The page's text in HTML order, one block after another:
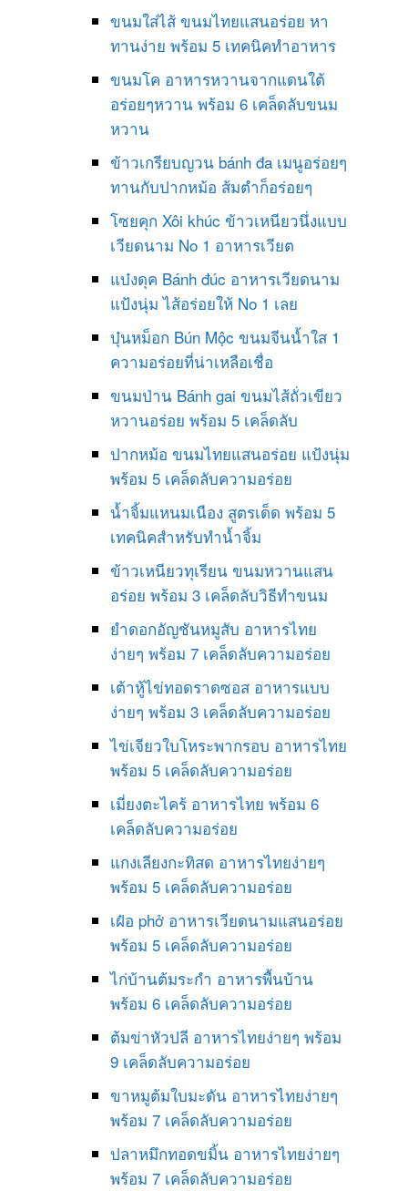
ขนมใส่ไส้ ขนมไทยแสนอร่อย หา
ทานง่าย พร้อม 5 เทคนิคทำอาหาร
ขนมโค อาหารหวานจากแดนใต้
อร่อยๆหวาน พร้อม 6 เคล็ดลับขนม
หวาน
ข้าวเกรียบญวน bánh đa เมนูอร่อยๆ
ทานกับปากหม้อ ส้มตำก็อร่อยๆ
โซยคุก Xôi khúc ข้าวเหนียวนึ่งแบบ
เวียดนาม No 1 อาหารเวียต
แบ๋งดุค Bánh đúc อาหารเวียดนาม
แป้งนุ่ม ไส้อร่อยให้ No 1 เลย
บุ๋นหม็อก Bún Mộc ขนมจีนน้ำใส 1
ความอร่อยที่น่าเหลือเชื่อ
ขนมป่าน Bánh gai ขนมไส้ถั่วเขียว
หวานอร่อย พร้อม 5 เคล็ดลับ
ปากหม้อ ขนมไทยแสนอร่อย แป้งนุ่ม
พร้อม 5 เคล็ดลับความอร่อย
น้ำจิ้มแหนมเนือง สูตรเด็ด พร้อม 5
เทคนิคสำหรับทำน้ำจิ้ม
ข้าวเหนียวทุเรียน ขนมหวานแสน
อร่อย พร้อม 3 เคล็ดลับวิธีทำขนม
ยำดอกอัญชันหมูสับ อาหารไทย
ง่ายๆ พร้อม 7 เคล็ดลับความอร่อย
เต้าหู้ไข่ทอดราดซอส อาหารแบบ
ง่ายๆ พร้อม 3 เคล็ดลับความอร่อย
ไข่เจียวใบโหระพากรอบ อาหารไทย
พร้อม 5 เคล็ดลับความอร่อย
เมี่ยงตะไคร้ อาหารไทย พร้อม 6
เคล็ดลับความอร่อย
แกงเลียงกะทิสด อาหารไทยง่ายๆ
พร้อม 5 เคล็ดลับความอร่อย
เฝ๋อ phở อาหารเวียดนามแสนอร่อย
พร้อม 5 เคล็ดลับความอร่อย
ไก่บ้านต้มระกำ อาหารพื้นบ้าน
พร้อม 6 เคล็ดลับความอร่อย
ต้มข่าหัวปลี อาหารไทยง่ายๆ พร้อม
9 เคล็ดลับความอร่อย
ขาหมูต้มใบมะดัน อาหารไทยง่ายๆ
พร้อม 7 เคล็ดลับความอร่อย
ปลาหมึกทอดขมิ้น อาหารไทยง่ายๆ
พร้อม 7 เคล็ดลับความอร่อย